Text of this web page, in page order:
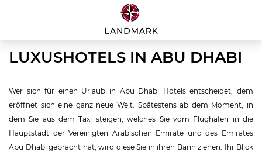
LUXUSHOTELS IN ABU DHABI
Wer sich für einen Urlaub in Abu Dhabi Hotels entscheidet, dem
eröffnet sich eine ganz neue Welt. Spätestens ab dem Moment, in
dem Sie aus dem Taxi steigen, welches Sie vom Flughafen in die
Hauptstadt der Vereinigten Arabischen Emirate und des Emirates
Abu Dhabi gebracht hat, wird diese Sie in ihren Bann ziehen. Ihr Blick